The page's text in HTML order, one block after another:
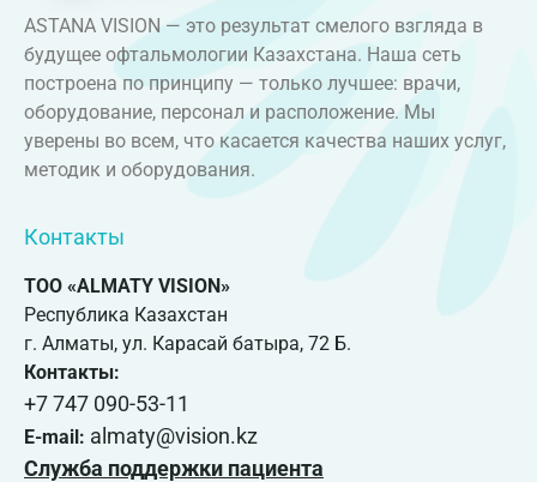
ASTANA VISION — это результат смелого взгляда в
будущее офтальмологии Казахстана. Наша сеть
построена по принципу — только лучшее: врачи,
оборудование, персонал и расположение. Мы
уверены во всем, что касается качества наших услуг,
методик и оборудования.
Контакты
ТОО «ALMATY VISION»
Республика Казахстан
г. Алматы, ул. Карасай батыра, 72 Б.
Контакты:
+7 747 090-53-11
E-mail: almaty@vision.kz
Служба поддержки пациента